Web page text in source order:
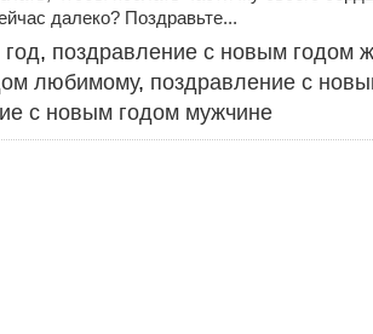
далеко? Поздравьте...
, поздравление с новым годом
любимому, поздравление с
с новым годом мужчине